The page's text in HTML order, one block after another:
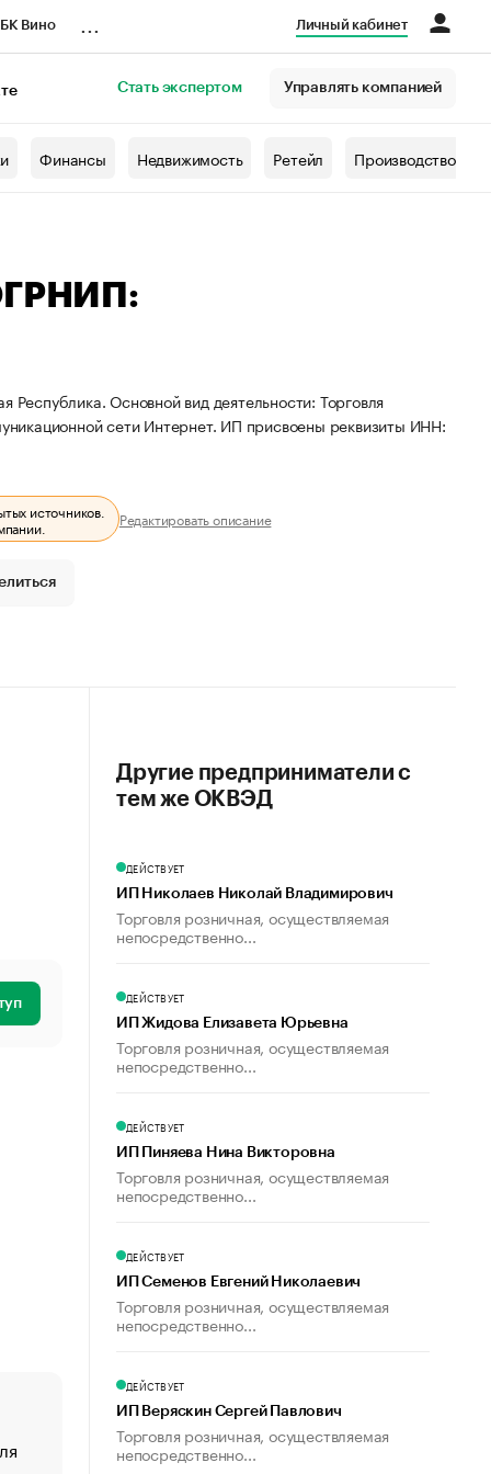
Вино Личный кабинет
Стать экспертом Управлять компанией
Финансы Недвижимость Ретейл Производство
Основной вид деятельности: Торговля
сети Интернет. ИП присвоены реквизиты ИНН:
источников.
Редактировать описание
«От спорта тело стареет иначе». Как живет глава
Другие предприниматели с
тем же ОКВЭД
ДЕЙСТВУЕТ
ИП Николаев Николай Владимирович
Торговля розничная, осуществляемая
непосредственно...
ДЕЙСТВУЕТ
ИП Жидова Елизавета Юрьевна
Торговля розничная, осуществляемая
непосредственно...
ДЕЙСТВУЕТ
ИП Пиняева Нина Викторовна
Торговля розничная, осуществляемая
непосредственно...
ДЕЙСТВУЕТ
ИП Семенов Евгений Николаевич
Торговля розничная, осуществляемая
непосредственно...
ДЕЙСТВУЕТ
ИП Веряскин Сергей Павлович
Торговля розничная, осуществляемая
непосредственно...